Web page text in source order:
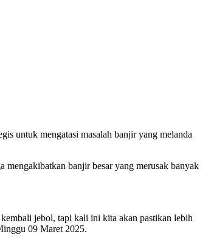
untuk mengatasi masalah banjir yang melanda
mengakibatkan banjir besar yang merusak banyak
jebol, tapi kali ini kita akan pastikan lebih
09 Maret 2025.